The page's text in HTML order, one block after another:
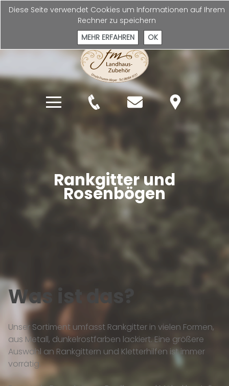
Impressum|Datenschutzhinweis
Rankgitter und
Rosenbögen
Was ist das?
Unser Sortiment umfasst Rankgitter in vielen Formen,
aus Metall, dunkelrostfarben lackiert. Eine größere
Auswahl an Rankgittern und Kletterhilfen ist immer
vorrätig.
Diese Seite verwendet Cookies um Informationen auf Ihrem
Rechner zu speichern
MEHR ERFAHREN
OK